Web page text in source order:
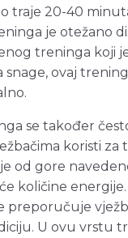
traje 20-40
je otežano
treninga koji
snage, ovaj
se također
koristi za
od gore
količine energije.
preporučuje
U ovu vrstu